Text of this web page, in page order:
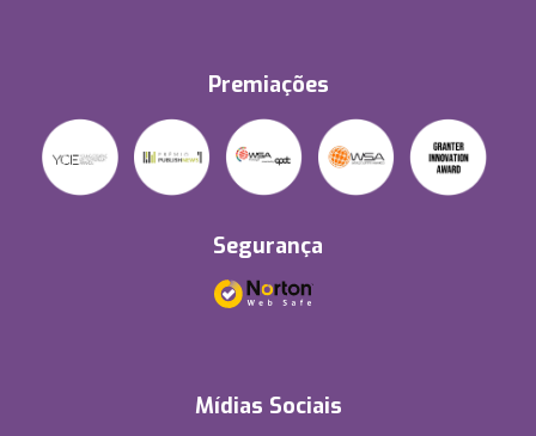
Premiações
Segurança
Mídias Sociais